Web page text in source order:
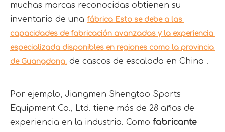
muchas marcas reconocidas obtienen su
inventario de una fábrica Esto se debe a las
capacidades de fabricación avanzadas y la experiencia
especializada disponibles en regiones como la provincia
de Guangdong. de cascos de escalada en China .
Por ejemplo, Jiangmen Shengtao Sports
Equipment Co., Ltd. tiene más de 28 años de
experiencia en la industria. Como fabricante